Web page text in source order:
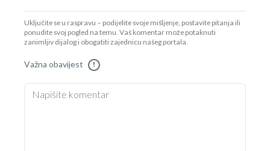
Uključite se u raspravu – podijelite svoje mišljenje, postavite pitanja ili
ponudite svoj pogled na temu. Vaš komentar može potaknuti
zanimljiv dijalog i obogatiti zajednicu našeg portala.
Važna obavijest !